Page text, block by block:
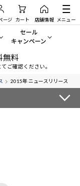
ージ カート 店舗情報 メニュー
コン
・ゲーム向けパソコン
ブ向け
パソコン
セール
キャンペーン
セール・キャンペーン
期間限定セール
無料
ご確認ください。
2015年 ニュースリリース